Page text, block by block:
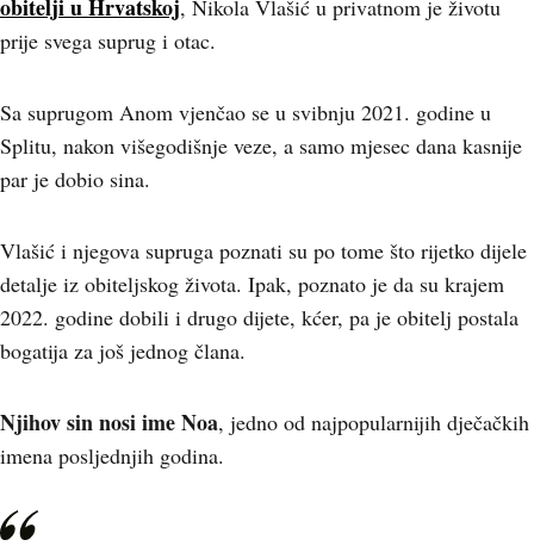
obitelji u Hrvatskoj, Nikola Vlašić u privatnom je životu
prije svega suprug i otac.
Sa suprugom Anom vjenčao se u svibnju 2021. godine u
Splitu, nakon višegodišnje veze, a samo mjesec dana kasnije
par je dobio sina.
Vlašić i njegova supruga poznati su po tome što rijetko dijele
detalje iz obiteljskog života. Ipak, poznato je da su krajem
2022. godine dobili i drugo dijete, kćer, pa je obitelj postala
bogatija za još jednog člana.
Njihov sin nosi ime Noa, jedno od najpopularnijih dječačkih
imena posljednjih godina.